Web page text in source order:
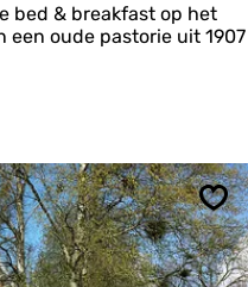
bed & breakfast op het
een oude pastorie uit 1907